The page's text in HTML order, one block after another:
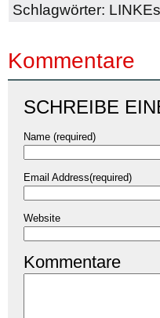
Schlagwörter:
Kommentare
SCHREIBE
Name (required)
Email Address(required)
Website
Kommentare